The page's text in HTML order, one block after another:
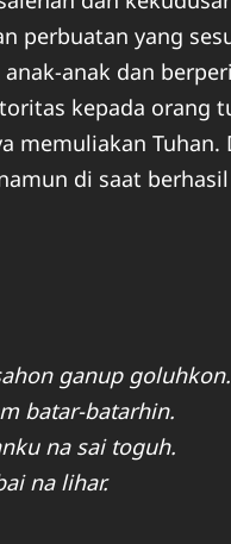
perbuatan yang
anak dan
kepada orang
memuliakan
di saat
ganup goluhkon.
batar-batarhin.
na sai toguh.
na lihar.